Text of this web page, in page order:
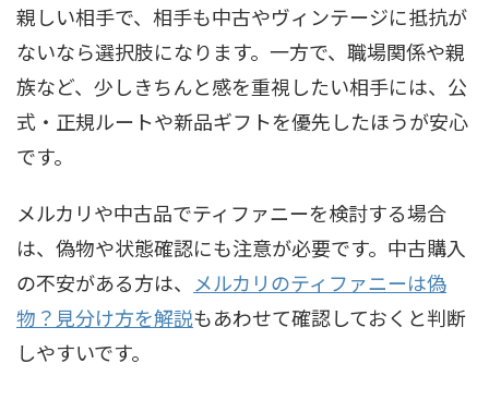
親しい相手で、相手も中古やヴィンテージに抵抗が
ないなら選択肢になります。一方で、職場関係や親
族など、少しきちんと感を重視したい相手には、公
式・正規ルートや新品ギフトを優先したほうが安心
です。
メルカリや中古品でティファニーを検討する場合
は、偽物や状態確認にも注意が必要です。中古購入
の不安がある方は、
メルカリのティファニーは偽
物？見分け方を解説もあわせて確認しておくと判断
しやすいです。